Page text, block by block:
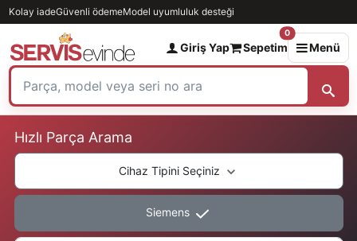
Kolay iadeGüvenli ödemeModel uyumluluk desteği
Giriş Yap Sepetim
0
Menü
Hızlı Parça Arama
Cihaz Tipini Seçiniz
Siemens